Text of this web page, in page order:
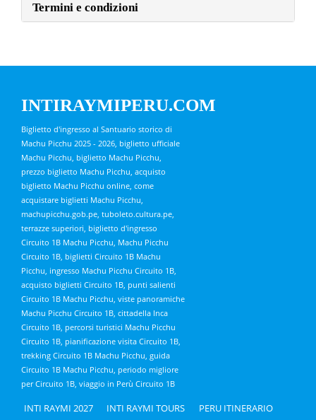
Termini e condizioni
INTIRAYMIPERU.COM
Biglietto d'ingresso al Santuario storico di
Machu Picchu 2025 - 2026, biglietto ufficiale
Machu Picchu, biglietto Machu Picchu,
prezzo biglietto Machu Picchu, acquisto
biglietto Machu Picchu online, come
acquistare biglietti Machu Picchu,
machupicchu.gob.pe, tuboleto.cultura.pe,
terrazze superiori, biglietto d'ingresso
Circuito 1B Machu Picchu, Machu Picchu
Circuito 1B, biglietti Circuito 1B Machu
Picchu, ingresso Machu Picchu Circuito 1B,
acquisto biglietti Circuito 1B, punti salienti
Circuito 1B Machu Picchu, viste panoramiche
Machu Picchu Circuito 1B, cittadella Inca
Circuito 1B, percorsi turistici Machu Picchu
Circuito 1B, pianificazione visita Circuito 1B,
trekking Circuito 1B Machu Picchu, guida
Circuito 1B Machu Picchu, periodo migliore
per Circuito 1B, viaggio in Perù Circuito 1B
INTI RAYMI 2027 INTI RAYMI TOURS PERU ITINERARIO